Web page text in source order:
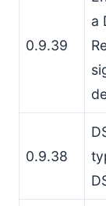
0.9.39
a
0.9.38